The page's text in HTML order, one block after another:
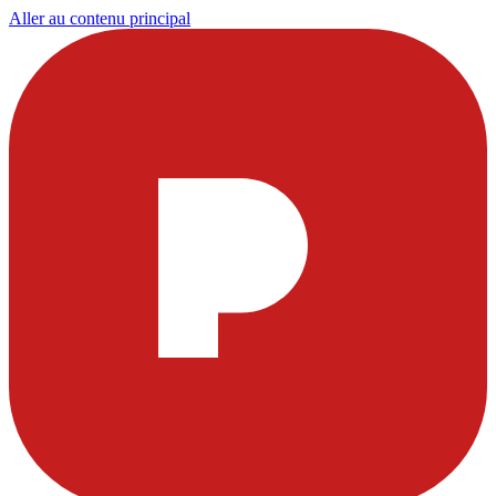
Aller au contenu principal